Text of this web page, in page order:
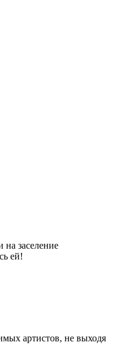
на заселение
ей!
артистов, не выходя